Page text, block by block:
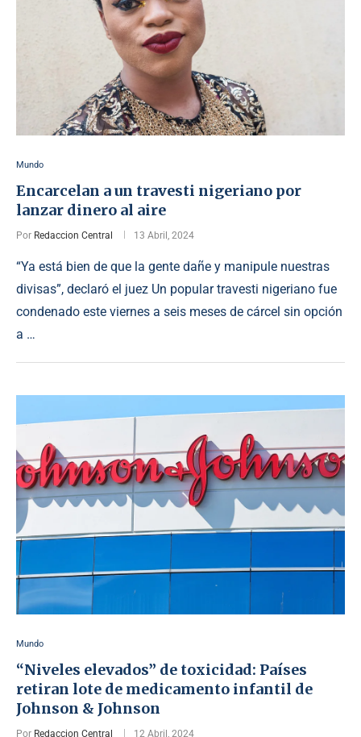
Mundo
Encarcelan a un travesti nigeriano por
lanzar dinero al aire
Por Redaccion Central 13 Abril, 2024
“Ya está bien de que la gente dañe y manipule nuestras
divisas”, declaró el juez Un popular travesti nigeriano fue
condenado este viernes a seis meses de cárcel sin opción
a …
Mundo
“Niveles elevados” de toxicidad: Países
retiran lote de medicamento infantil de
Johnson & Johnson
Por Redaccion Central 12 Abril, 2024